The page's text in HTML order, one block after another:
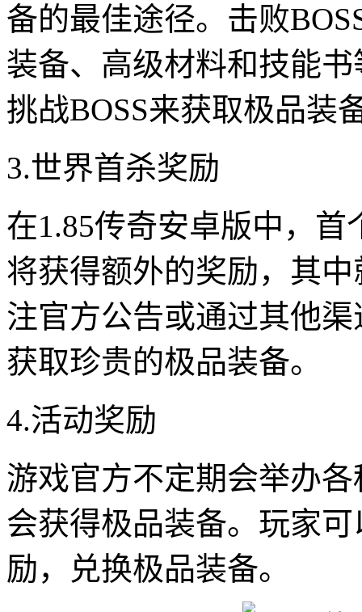
备的最佳途径。击败
装备、高级材料和技能
挑战BOSS来获取极品装
3.世界首杀奖励
在1.85传奇安卓版中，首
将获得额外的奖励，其
注官方公告或通过其他
获取珍贵的极品装备。
4.活动奖励
游戏官方不定期会举办
会获得极品装备。玩家
励，兑换极品装备。